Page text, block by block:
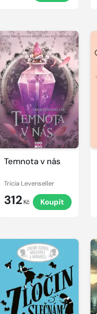
Temnota v nás
Tricia Levenseller
312 Kč Koupit